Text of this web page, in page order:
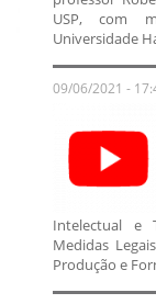
USP, com
Universidade
09/06/2021 -
Intelectual e
Medidas
Produção e